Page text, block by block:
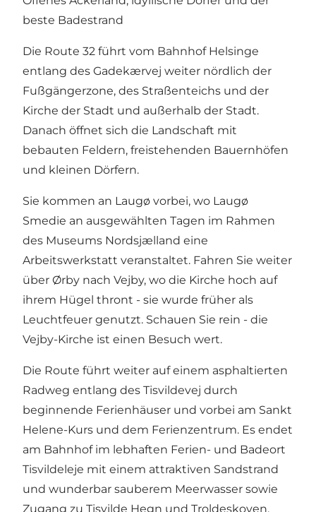
beste Badestrand
Die Route 32 führt vom Bahnhof Helsinge
entlang des Gadekærvej weiter nördlich der
Fußgängerzone, des Straßenteichs und der
Kirche der Stadt und außerhalb der Stadt.
Danach öffnet sich die Landschaft mit
bebauten Feldern, freistehenden Bauernhöfen
und kleinen Dörfern.
Sie kommen an Laugø vorbei, wo Laugø
Smedie an ausgewählten Tagen im Rahmen
des Museums Nordsjælland eine
Arbeitswerkstatt veranstaltet. Fahren Sie weiter
über Ørby nach Vejby, wo die Kirche hoch auf
ihrem Hügel thront - sie wurde früher als
Leuchtfeuer genutzt. Schauen Sie rein - die
Vejby-Kirche ist einen Besuch wert.
Die Route führt weiter auf einem asphaltierten
Radweg entlang des Tisvildevej durch
beginnende Ferienhäuser und vorbei am Sankt
Helene-Kurs und dem Ferienzentrum. Es endet
am Bahnhof im lebhaften Ferien- und Badeort
Tisvildeleje mit einem attraktiven Sandstrand
und wunderbar sauberem Meerwasser sowie
Zugang zu Tisvilde Hegn und Troldeskoven.